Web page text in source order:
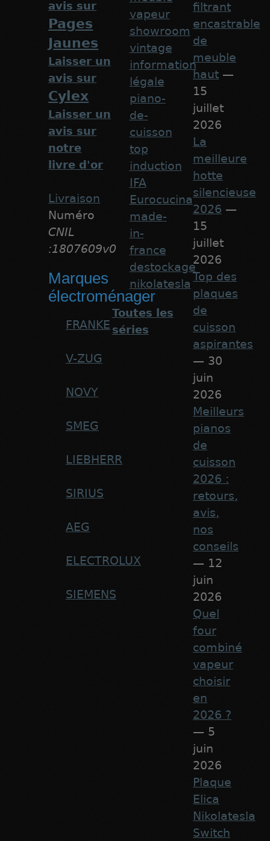
avis sur
Pages
Jaunes
Laisser un
avis sur
Cylex
Laisser un
avis sur
notre
livre d'or
Livraison
Numéro
CNIL
:1807609v0
Marques
électroménager
FRANKE
V-ZUG
NOVY
SMEG
LIEBHERR
SIRIUS
AEG
ELECTROLUX
SIEMENS
vapeur
showroom
vintage
information
légale
piano-
de-
cuisson
top
induction
IFA
Eurocucina
made-
in-
france
destockage
nikolatesla
Toutes les
séries
filtrant
encastrable
de
meuble
haut —
15
juillet
2026
La
meilleure
hotte
silencieuse
2026 —
15
juillet
2026
Top des
plaques
de
cuisson
aspirantes
— 30
juin
2026
Meilleurs
pianos
de
cuisson
2026 :
retours,
avis,
nos
conseils
— 12
juin
2026
Quel
four
combiné
vapeur
choisir
en
2026 ?
— 5
juin
2026
Plaque
Elica
Nikolatesla
Switch